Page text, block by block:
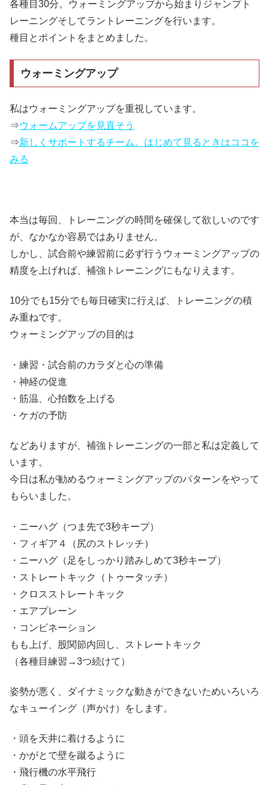
各種目30分。ウォーミングアップから始まりジャンプト
レーニングそしてラントレーニングを行います。
種目とポイントをまとめました。
ウォーミングアップ
私はウォーミングアップを重視しています。
⇒ウォームアップを見直そう
⇒新しくサポートするチーム。はじめて見るときはココを
みる
本当は毎回、トレーニングの時間を確保して欲しいのです
が、なかなか容易ではありません。
しかし、試合前や練習前に必ず行うウォーミングアップの
精度を上げれば、補強トレーニングにもなりえます。
10分でも15分でも毎日確実に行えば、トレーニングの積
み重ねです。
ウォーミングアップの目的は
・練習・試合前のカラダと心の準備
・神経の促進
・筋温、心拍数を上げる
・ケガの予防
などありますが、補強トレーニングの一部と私は定義して
います。
今日は私が勧めるウォーミングアップのパターンをやって
もらいました。
・ニーハグ（つま先で3秒キープ）
・フィギア４（尻のストレッチ）
・ニーハグ（足をしっかり踏みしめて3秒キープ）
・ストレートキック（トゥータッチ）
・クロスストレートキック
・エアプレーン
・コンビネーション
もも上げ、股関節内回し、ストレートキック
（各種目練習→3つ続けて）
姿勢が悪く、ダイナミックな動きができないためいろいろ
なキューイング（声かけ）をします。
・頭を天井に着けるように
・かがとで壁を蹴るように
・飛行機の水平飛行